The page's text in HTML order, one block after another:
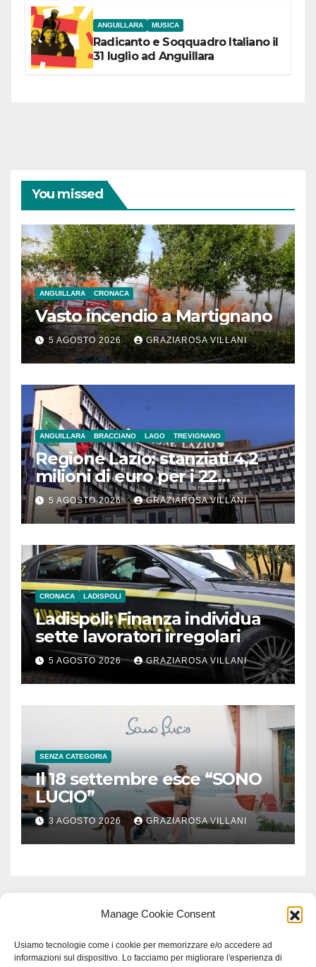
Manage Cookie Consent
Usiamo tecnologie come i cookie per memorizzare e/o accedere ad
informazioni sul dispositivo. Lo facciamo per migliorare l'esperienza di
ANGUILLARA MUSICA
Radicanto e Soqquadro Italiano il
31 luglio ad Anguillara
You missed
ANGUILLARA CRONACA
Vasto incendio a Martignano
5 AGOSTO 2026 GRAZIAROSA VILLANI
ANGUILLARA BRACCIANO LAGO TREVIGNANO
Regione Lazio: stanziati 4,2
milioni di euro per i 22
Comuni dell’Etruria
Meridionale
5 AGOSTO 2026 GRAZIAROSA VILLANI
CRONACA LADISPOLI
Ladispoli: Finanza individua
sette lavoratori irregolari
5 AGOSTO 2026 GRAZIAROSA VILLANI
SENZA CATEGORIA
Il 18 settembre esce “SONO
LUCIO”
3 AGOSTO 2026 GRAZIAROSA VILLANI